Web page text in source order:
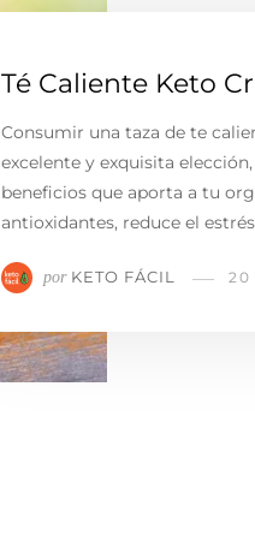
Té Caliente Keto
Consumir una taza de te
excelente y exquisita
beneficios que aporta a tu
antioxidantes, reduce el
por KETO FÁCIL 20